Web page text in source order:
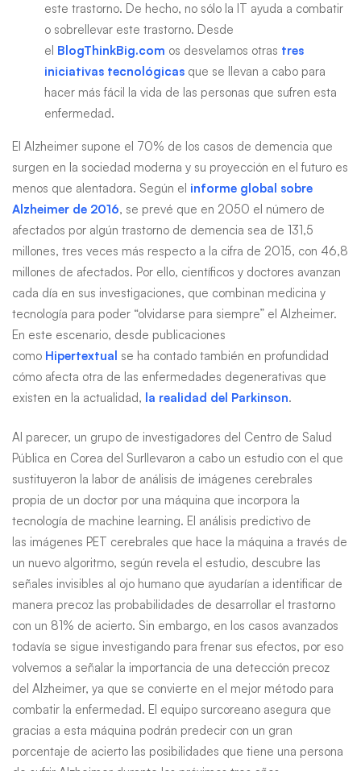
este trastorno. De hecho, no sólo la IT ayuda a combatir
o sobrellevar este trastorno. Desde
el BlogThinkBig.com os desvelamos otras tres
iniciativas tecnológicas que se llevan a cabo para
hacer más fácil la vida de las personas que sufren esta
enfermedad.
El Alzheimer supone el 70% de los casos de demencia que
surgen en la sociedad moderna y su proyección en el futuro es
menos que alentadora. Según el informe global sobre
Alzheimer de 2016, se prevé que en 2050 el número de
afectados por algún trastorno de demencia sea de 131,5
millones, tres veces más respecto a la cifra de 2015, con 46,8
millones de afectados. Por ello, científicos y doctores avanzan
cada día en sus investigaciones, que combinan medicina y
tecnología para poder “olvidarse para siempre” el Alzheimer.
En este escenario, desde publicaciones
como Hipertextual se ha contado también en profundidad
cómo afecta otra de las enfermedades degenerativas que
existen en la actualidad, la realidad del Parkinson.
Al parecer, un grupo de investigadores del Centro de Salud
Pública en Corea del Surllevaron a cabo un estudio con el que
sustituyeron la labor de análisis de imágenes cerebrales
propia de un doctor por una máquina que incorpora la
tecnología de machine learning. El análisis predictivo de
las imágenes PET cerebrales que hace la máquina a través de
un nuevo algoritmo, según revela el estudio, descubre las
señales invisibles al ojo humano que ayudarían a identificar de
manera precoz las probabilidades de desarrollar el trastorno
con un 81% de acierto. Sin embargo, en los casos avanzados
todavía se sigue investigando para frenar sus efectos, por eso
volvemos a señalar la importancia de una detección precoz
del Alzheimer, ya que se convierte en el mejor método para
combatir la enfermedad. El equipo surcoreano asegura que
gracias a esta máquina podrán predecir con un gran
porcentaje de acierto las posibilidades que tiene una persona